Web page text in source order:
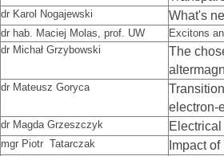
dr Karol Nogajewski What's
dr hab. Maciej Molas, prof. UW
Excitons
dr Michał Grzybowski
The
dr Mateusz Goryca
electron-
dr Magda Grzeszczyk
mgr Piotr Tatarczak Impact